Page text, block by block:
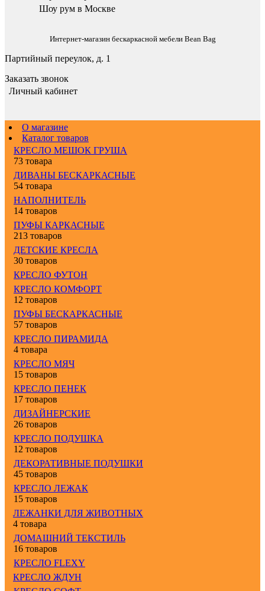
Шоу рум в Москве
Интернет-магазин бескаркасной мебели Bean Bag
Партийный переулок, д. 1
Заказать звонок
Личный кабинет
О магазине
Каталог товаров
КРЕСЛО МЕШОК ГРУША
73 товара
ДИВАНЫ БЕСКАРКАСНЫЕ
54 товара
НАПОЛНИТЕЛЬ
14 товаров
ПУФЫ КАРКАСНЫЕ
213 товаров
ДЕТСКИЕ КРЕСЛА
30 товаров
КРЕСЛО ФУТОН
КРЕСЛО КОМФОРТ
12 товаров
ПУФЫ БЕСКАРКАСНЫЕ
57 товаров
КРЕСЛО ПИРАМИДА
4 товара
КРЕСЛО МЯЧ
15 товаров
КРЕСЛО ПЕНЕК
17 товаров
ДИЗАЙНЕРСКИЕ
26 товаров
КРЕСЛО ПОДУШКА
12 товаров
ДЕКОРАТИВНЫЕ ПОДУШКИ
45 товаров
КРЕСЛО ЛЕЖАК
15 товаров
ЛЕЖАНКИ ДЛЯ ЖИВОТНЫХ
4 товара
ДОМАШНИЙ ТЕКСТИЛЬ
16 товаров
КРЕСЛО FLEXY
КРЕСЛО ЖДУН